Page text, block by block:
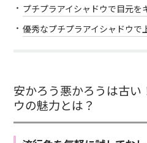
プチプラアイシャドウで目元を
優秀なプチプラアイシャドウで
安かろう悪かろうは古い
ウの魅力とは？